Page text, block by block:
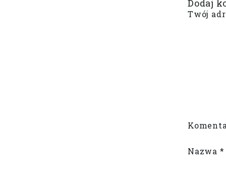
Dodaj
Twój
Nazwa *